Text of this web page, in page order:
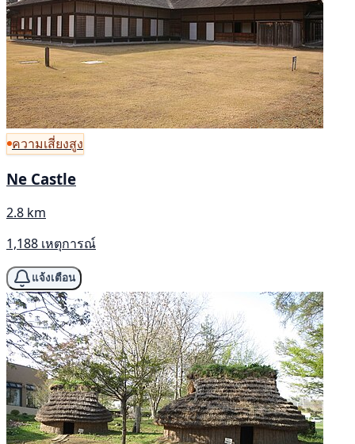
ความเสี่ยงสูง
Ne Castle
2.8 km
1,188 เหตุการณ์
แจ้งเตือน